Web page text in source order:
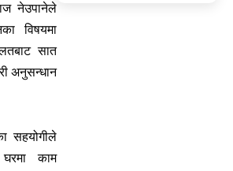
नेउपानेले
विषयमा
सात
अनुसन्धान
सहयोगीले
काम